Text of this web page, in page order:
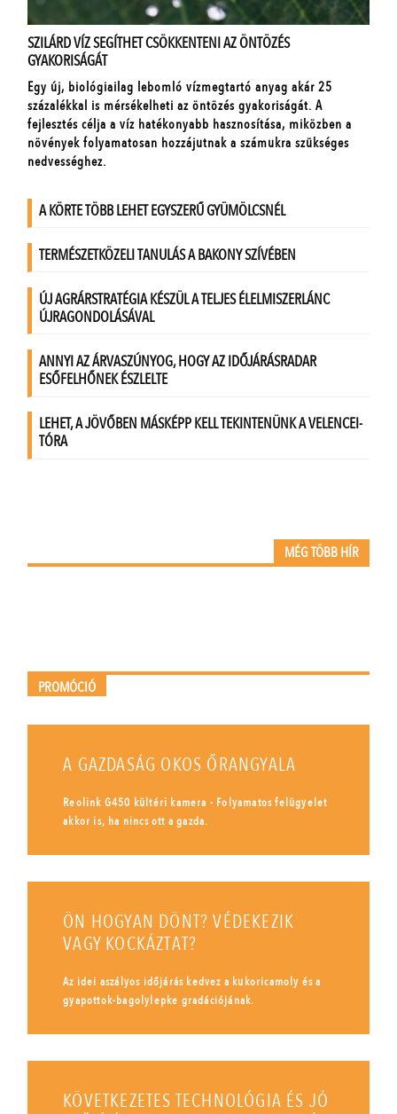
MÉG TÖBB HÍR
PROMÓCIÓ
A GAZDASÁG OKOS ŐRANGYALA
Reolink G450 kültéri kamera - Folyamatos felügyelet
akkor is, ha nincs ott a gazda.
ÖN HOGYAN DÖNT? VÉDEKEZIK
VAGY KOCKÁZTAT?
Az idei aszályos időjárás kedvez a kukoricamoly és a
gyapottok-bagolylepke gradációjának.
KÖVETKEZETES TECHNOLÓGIA ÉS JÓ